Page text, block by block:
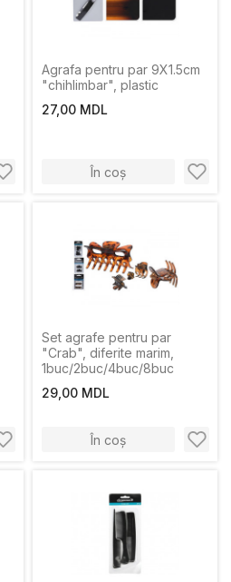
Agrafa pentru par 9X1.5cm
"chihlimbar", plastic
27,00 MDL
În coș
Set agrafe pentru par
"Crab", diferite marim,
1buc/2buc/4buc/8buc
29,00 MDL
În coș